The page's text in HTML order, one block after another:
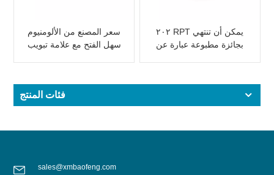
سعر المصنع من الألومنيوم
سهل الفتح مع علامة تبويب
٢٠٢ RPT يمكن أن تنتهي
بجائزة مطبوعة عبارة عن
فئات المنتج
sales@xmbaofeng.com